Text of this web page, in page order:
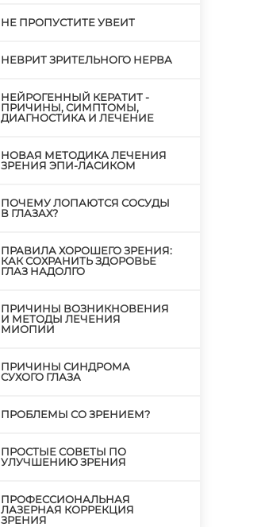
НЕ ПРОПУСТИТЕ УВЕИТ
НЕВРИТ ЗРИТЕЛЬНОГО НЕРВА
НЕЙРОГЕННЫЙ КЕРАТИТ -
ПРИЧИНЫ, СИМПТОМЫ,
ДИАГНОСТИКА И ЛЕЧЕНИЕ
НОВАЯ МЕТОДИКА ЛЕЧЕНИЯ
ЗРЕНИЯ ЭПИ-ЛАСИКОМ
ПОЧЕМУ ЛОПАЮТСЯ СОСУДЫ
В ГЛАЗАХ?
ПРАВИЛА ХОРОШЕГО ЗРЕНИЯ:
КАК СОХРАНИТЬ ЗДОРОВЬЕ
ГЛАЗ НАДОЛГО
ПРИЧИНЫ ВОЗНИКНОВЕНИЯ
И МЕТОДЫ ЛЕЧЕНИЯ
МИОПИИ
ПРИЧИНЫ СИНДРОМА
СУХОГО ГЛАЗА
ПРОБЛЕМЫ СО ЗРЕНИЕМ?
ПРОСТЫЕ СОВЕТЫ ПО
УЛУЧШЕНИЮ ЗРЕНИЯ
ПРОФЕССИОНАЛЬНАЯ
ЛАЗЕРНАЯ КОРРЕКЦИЯ
ЗРЕНИЯ